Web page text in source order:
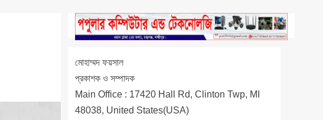
মোহাম্মদ ফয়সাল
প্রকাশক ও সম্পাদক
Main Office : 17420 Hall Rd, Clinton Twp, MI
48038, United States(USA)